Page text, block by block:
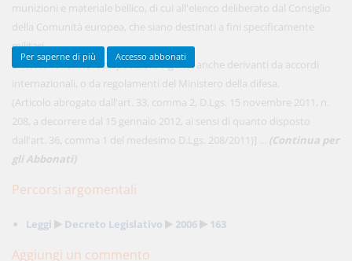
munizioni e materiale bellico, di cui all'elenco deliberato dal Consiglio
della Comunità europea, che siano destinati a fini specificamente
militari.
2. Restano ferme le disposizioni vigenti, anche derivanti da accordi
internazionali, o da regolamenti del Ministero della difesa.
(Articolo abrogato dall'art. 33, comma 2, D.Lgs. 15 novembre 2011, n.
208, a decorrere dal 15 gennaio 2012, ai sensi di quanto disposto
dall'art. 36, comma 1 del medesimo D.Lgs. 208/2011)] ... (Continua per
gli Abbonati)
Percorsi argomentali
Leggi Decreto Legislativo 2006 163
Aggiungi un commento
Acquista ora
Per saperne di più Accesso abbonati